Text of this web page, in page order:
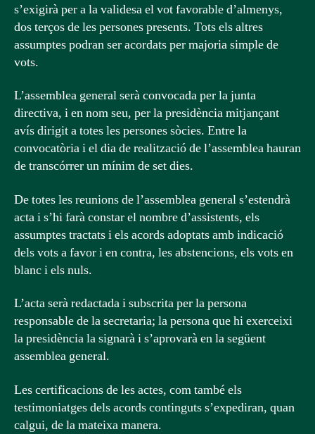
s’exigirà per a la validesa el vot favorable d’almenys,
dos terços de les persones presents. Tots els altres
assumptes podran ser acordats per majoria simple de
vots.
L’assemblea general serà convocada per la junta
directiva, i en nom seu, per la presidència mitjançant
avís dirigit a totes les persones sòcies. Entre la
convocatòria i el dia de realització de l’assemblea hauran
de transcórrer un mínim de set dies.
De totes les reunions de l’assemblea general s’estendrà
acta i s’hi farà constar el nombre d’assistents, els
assumptes tractats i els acords adoptats amb indicació
dels vots a favor i en contra, les abstencions, els vots en
blanc i els nuls.
L’acta serà redactada i subscrita per la persona
responsable de la secretaria; la persona que hi exerceixi
la presidència la signarà i s’aprovarà en la següent
assemblea general.
Les certificacions de les actes, com també els
testimoniatges dels acords continguts s’expediran, quan
calgui, de la mateixa manera.